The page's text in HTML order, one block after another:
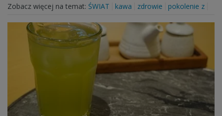
Zobacz więcej na temat: ŚWIAT kawa zdrowie pokolenie z